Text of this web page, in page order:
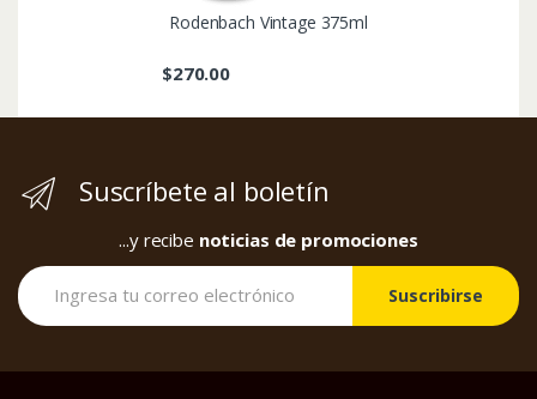
Rodenbach Vintage 375ml
$270.00
Suscríbete al boletín
...y recibe noticias de promociones
Suscribirse